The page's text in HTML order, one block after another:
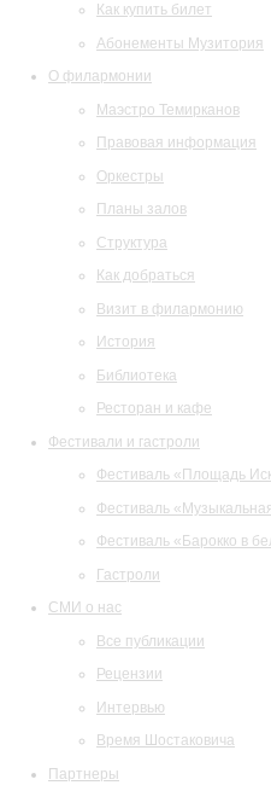
Как купить билет
Абонементы Музитория
О филармонии
Маэстро Темирканов
Правовая информация
Оркестры
Планы залов
Структура
Как добраться
Визит в филармонию
История
Библиотека
Ресторан и кафе
Фестивали и гастроли
Фестиваль «Площадь
Фестиваль
Фестиваль «Барокко в
Гастроли
СМИ о нас
Все публикации
Рецензии
Интервью
Время Шостаковича
Партнеры